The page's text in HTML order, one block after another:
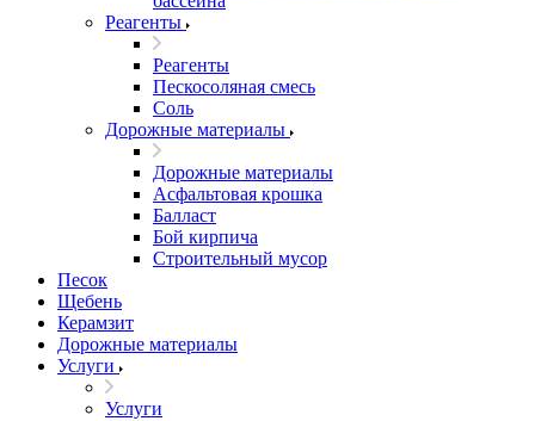
Реагенты
Реагенты
Пескосоляная смесь
Соль
Дорожные материалы
Дорожные материалы
Асфальтовая крошка
Балласт
Бой кирпича
Строительный мусор
Песок
Щебень
Керамзит
Дорожные материалы
Услуги
Услуги